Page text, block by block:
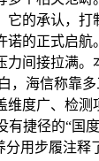
它的承认，打
诺的正式启航
力间接拉满。
，海信称靠
维度广、检测
有捷径的“国
用步履注释